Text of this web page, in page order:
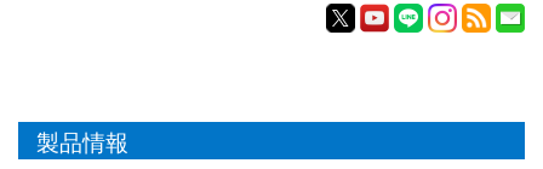
製品情報